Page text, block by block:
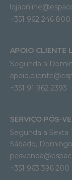
+351 962 246 800
APOIO CLIENTE
Segunda a
+351 91 962 2393
SERVIÇO PÓS-
Segunda a Sexta
Sábado,
+351 963 396 200